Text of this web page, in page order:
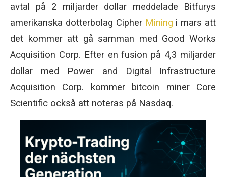
avtal på 2 miljarder dollar meddelade Bitfurys
amerikanska dotterbolag Cipher Mining i mars att
det kommer att gå samman med Good Works
Acquisition Corp. Efter en fusion på 4,3 miljarder
dollar med Power and Digital Infrastructure
Acquisition Corp. kommer bitcoin miner Core
Scientific också att noteras på Nasdaq.